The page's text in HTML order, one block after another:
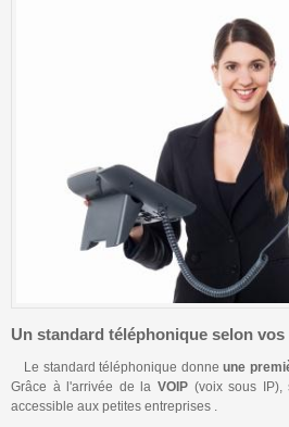
Un standard téléphonique selon
Le standard téléphonique donne une
Grâce à l'arrivée de la VOIP(voix sous IP),
accessible aux petites entreprises .